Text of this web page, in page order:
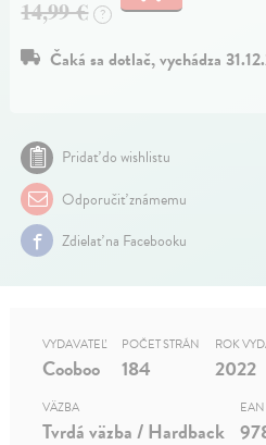
14,99 €
?
Čaká sa dotlač, vychádza
Pridať do wishlistu
Odporučiť známemu
Zdielať na Facebooku
VYDAVATEĽ
Cooboo
POČET STRÁN
184
ROK
2022
VÄZBA
Tvrdá väzba / Hardback
EAN